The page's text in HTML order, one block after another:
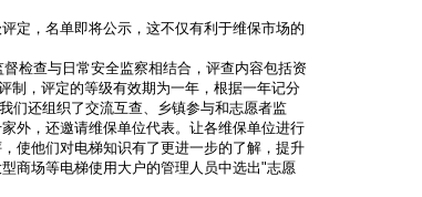
定，名单即将公示，这不仅有利于维保市场的
检查与日常安全监察相结合，评查内容包括资
制，评定的等级有效期为一年，根据一年记分
们还组织了交流互查、乡镇参与和志愿者监
外，还邀请维保单位代表。让各维保单位进行
使他们对电梯知识有了更进一步的了解，提升
商场等电梯使用大户的管理人员中选出"志愿